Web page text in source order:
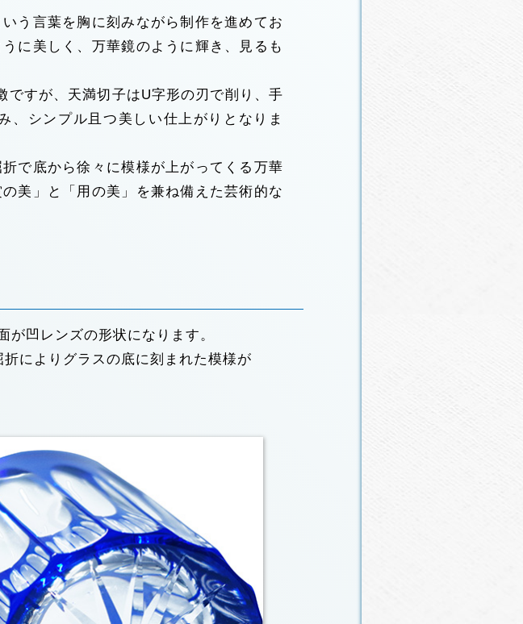
う言葉を胸に刻みながら制作を進めてお
に美しく、万華鏡のように輝き、見るも
すが、天満切子はU字形の刃で削り、手
、シンプル且つ美しい仕上がりとなりま
で底から徐々に模様が上がってくる万華
美」と「用の美」を兼ね備えた芸術的な
凹レンズの形状になります。
によりグラスの底に刻まれた模様が